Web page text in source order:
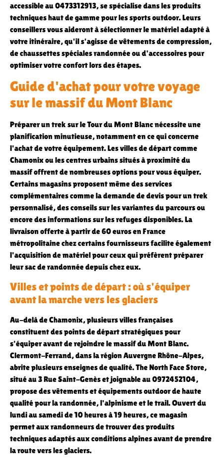
accessible au 0473312913, se spécialise dans les produits
techniques haut de gamme pour les sports outdoor. Leurs
conseillers vous aideront à sélectionner le matériel adapté à
votre itinéraire, qu'il s'agisse de vêtements de compression,
de chaussettes spéciales randonnée ou d'accessoires pour
optimiser votre confort lors des étapes.
Guide d'achat pour votre voyage
sur le massif du Mont Blanc
Préparer un trek sur le Tour du Mont Blanc nécessite une
planification minutieuse, notamment en ce qui concerne
l'achat de votre équipement. Les villes de départ comme
Chamonix ou les centres urbains situés à proximité du
massif offrent de nombreuses options pour vous équiper.
Certains magasins proposent même des services
complémentaires comme la demande de devis pour un trek
personnalisé, des conseils sur les variantes du parcours ou
encore des informations sur les refuges disponibles. La
livraison offerte à partir de 60 euros en France
métropolitaine chez certains fournisseurs facilite également
l'acquisition de matériel pour ceux qui préfèrent préparer
leur sac de randonnée depuis chez eux.
Villes et points de départ : où s'équiper
avant la marche vers les glaciers
Au-delà de Chamonix, plusieurs villes françaises
constituent des points de départ stratégiques pour
s'équiper avant de rejoindre le massif du Mont Blanc.
Clermont-Ferrand, dans la région Auvergne Rhône-Alpes,
abrite plusieurs enseignes de qualité. The North Face Store,
situé au 3 Rue Saint-Genès et joignable au 0972452104,
propose des vêtements et équipements outdoor de haute
qualité pour la randonnée, l'alpinisme et le trail. Ouvert du
lundi au samedi de 10 heures à 19 heures, ce magasin
permet aux randonneurs de trouver des produits
techniques adaptés aux conditions alpines avant de prendre
la route vers les glaciers.